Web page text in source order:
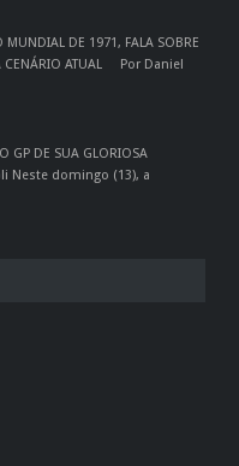
DE 1971, FALA SOBRE
CENÁRIO ATUAL Por Daniel
GP DE SUA GLORIOSA
Neste domingo (13), a